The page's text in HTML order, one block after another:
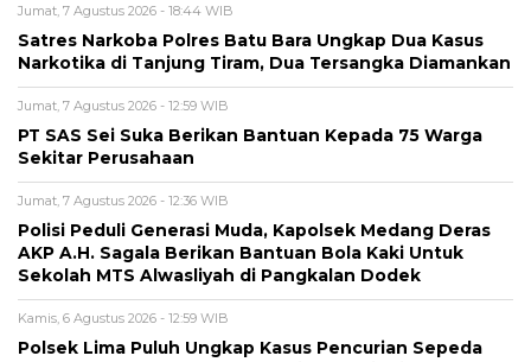
Jumat, 7 Agustus 2026 - 18:44 WIB
Satres Narkoba Polres Batu Bara Ungkap Dua Kasus
Narkotika di Tanjung Tiram, Dua Tersangka Diamankan
Jumat, 7 Agustus 2026 - 12:59 WIB
PT SAS Sei Suka Berikan Bantuan Kepada 75 Warga
Sekitar Perusahaan
Jumat, 7 Agustus 2026 - 12:36 WIB
Polisi Peduli Generasi Muda, Kapolsek Medang Deras
AKP A.H. Sagala Berikan Bantuan Bola Kaki Untuk
Sekolah MTS Alwasliyah di Pangkalan Dodek
Kamis, 6 Agustus 2026 - 12:59 WIB
Polsek Lima Puluh Ungkap Kasus Pencurian Sepeda